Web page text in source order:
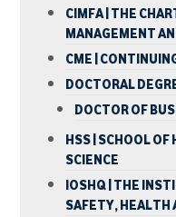
CIMFA | THE
MANAGEMENT
CME |
DOCTORAL
DOCTOR OF
HSS | SCHOOL
SCIENCE
IOSHQ | THE
SAFETY,